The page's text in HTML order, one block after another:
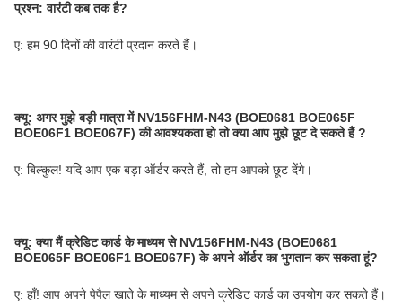
प्रश्न: वारंटी कब तक है?
ए: हम 90 दिनों की वारंटी प्रदान करते हैं।
क्यू: अगर मुझे बड़ी मात्रा में NV156FHM-N43 (BOE0681 BOE065F
BOE06F1 BOE067F) की आवश्यकता हो तो क्या आप मुझे छूट दे सकते हैं ?
ए: बिल्कुल! यदि आप एक बड़ा ऑर्डर करते हैं, तो हम आपको छूट देंगे।
क्यू: क्या मैं क्रेडिट कार्ड के माध्यम से NV156FHM-N43 (BOE0681
BOE065F BOE06F1 BOE067F) के अपने ऑर्डर का भुगतान कर सकता हूं?
ए: हाँ! आप अपने पेपैल खाते के माध्यम से अपने क्रेडिट कार्ड का उपयोग कर सकते हैं।